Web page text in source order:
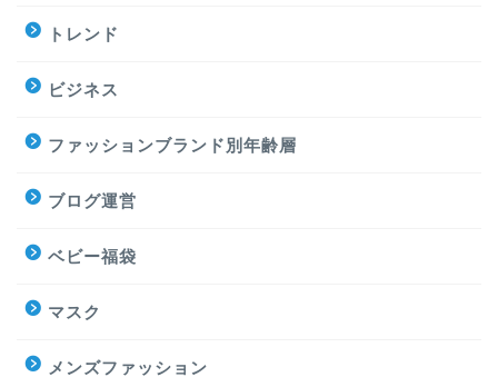
トレンド
ビジネス
ファッションブランド別年齢層
ブログ運営
ベビー福袋
マスク
メンズファッション